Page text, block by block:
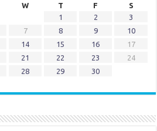
W T F
S
1
2
3
7 8 9
10
14 15 16
17
21 22 23
24
28 29
30